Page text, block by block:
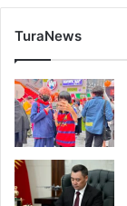
TuraNews